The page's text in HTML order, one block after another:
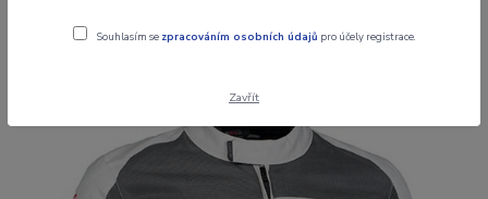
Souhlasím se zpracováním osobních údajů pro účely registrace.
Zavřít